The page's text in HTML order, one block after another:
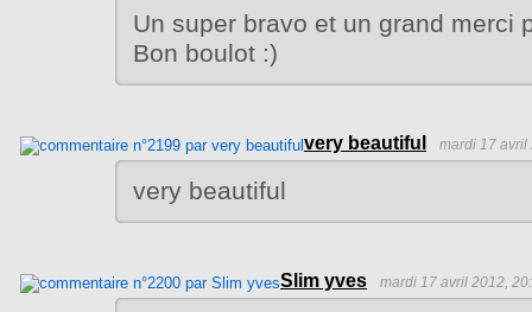
Un super bravo et un grand merci
Bon boulot :)
very beautiful mardi 17 avril
very beautiful
Slim yves mardi 17 avril 2012,